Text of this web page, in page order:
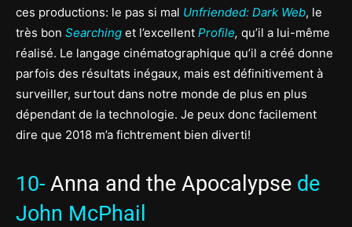
ces productions: le pas si mal Unfriended: Dark Web, le
très bon Searching et l’excellent Profile, qu’il a lui-même
réalisé. Le langage cinématographique qu’il a créé donne
parfois des résultats inégaux, mais est définitivement à
surveiller, surtout dans notre monde de plus en plus
dépendant de la technologie. Je peux donc facilement
dire que 2018 m’a fichtrement bien diverti!
10- Anna and the Apocalypse de
John McPhail